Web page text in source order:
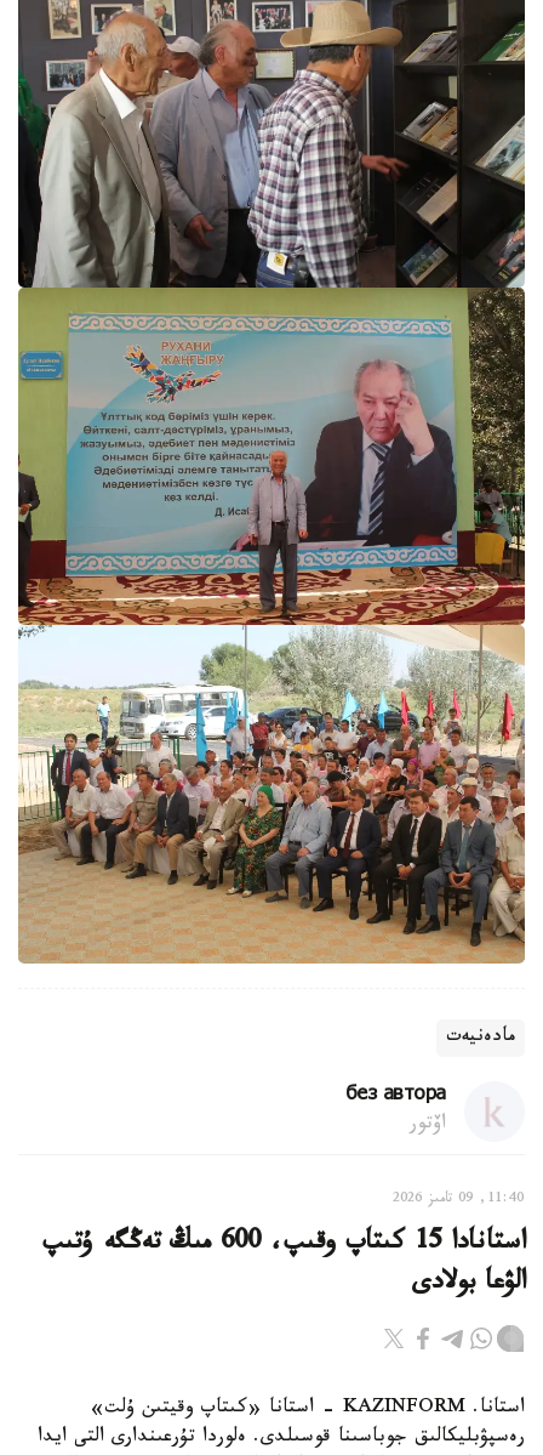
مادەنيەت
без автора
اۆتور
11:40, 09 تامىز 2026
استانادا 15 كىتاپ وقىپ، 600 مىڭ تەڭگە ۇتىپ
الۋعا بولادى
استانا. KAZINFORM - استانا «كىتاپ وقيتىن ۇلت»
رەسپۋبليكالىق جوباسىنا قوسىلدى. ەلوردا تۇرعىندارى التى ايدا